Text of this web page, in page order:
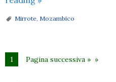
per
via
Mirrote, Mozambico
1 Pagina successiva »